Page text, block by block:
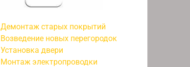
Демонтаж старых покрытий
Возведение новых перегородок
Установка двери
Монтаж электропроводки